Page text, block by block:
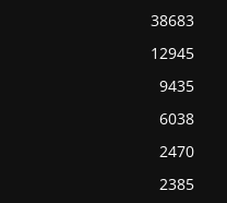
38683
12945
9435
6038
2470
2385